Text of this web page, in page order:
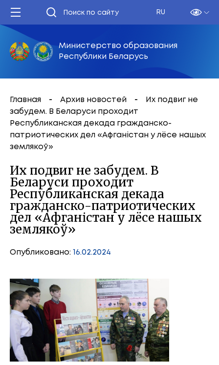
RU
Министерство образования
Республики Беларусь
Главная Архив новостей
Их подвиг не
забудем. В Беларуси проходит
Республиканская декада гражданско-
патриотических дел «Афганістан у лёсе нашых
землякоў»
Их подвиг не забудем. В
Беларуси проходит
Республиканская декада
гражданско-патриотических
дел «Афганістан у лёсе нашых
землякоў»
Опубликовано: 16.02.2024